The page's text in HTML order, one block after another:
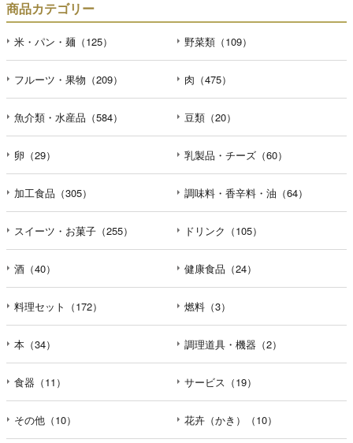
商品カテゴリー
米・パン・麺（125） 野菜類（109）
フルーツ・果物（209） 肉（475）
魚介類・水産品（584） 豆類（20）
卵（29） 乳製品・チーズ（60）
加工食品（305） 調味料・香辛料・油（64）
スイーツ・お菓子（255） ドリンク（105）
酒（40） 健康食品（24）
料理セット（172） 燃料（3）
本（34） 調理道具・機器（2）
食器（11） サービス（19）
その他（10） 花卉（かき）（10）